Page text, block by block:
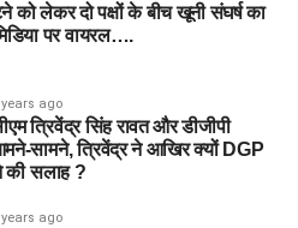
को लेकर दो पक्षों के बीच खूनी संघर्ष का
पर वायरल….
years ago
त्रिवेंद्र सिंह रावत और डीजीपी
सामने, त्रिवेंद्र ने आखिर क्यों DGP
की सलाह ?
years ago